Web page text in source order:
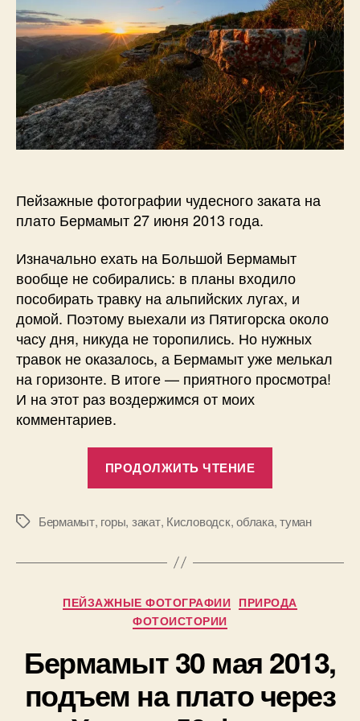
о
в
фотографий.
Пейзажные фотографии чудесного заката на
плато Бермамыт 27 июня 2013 года.
Изначально ехать на Большой Бермамыт
вообще не собирались: в планы входило
пособирать травку на альпийских лугах, и
домой. Поэтому выехали из Пятигорска около
часу дня, никуда не торопились. Но нужных
травок не оказалось, а Бермамыт уже мелькал
на горизонте. В итоге — приятного просмотра!
И на этот раз воздержимся от моих
комментариев.
ПРОДОЛЖИТЬ ЧТЕНИЕ
Бермамыте.
МеткиБермамыт, горы, закат, Кисловодск,облака,туман
Рубрики
ПЕЙЗАЖНЫЕ ФОТОГРАФИИ ПРИРОДА
ФОТОИСТОРИИ
Бермамыт 30 мая 2013,
подъем на плато через
А
в
р
:
П
1